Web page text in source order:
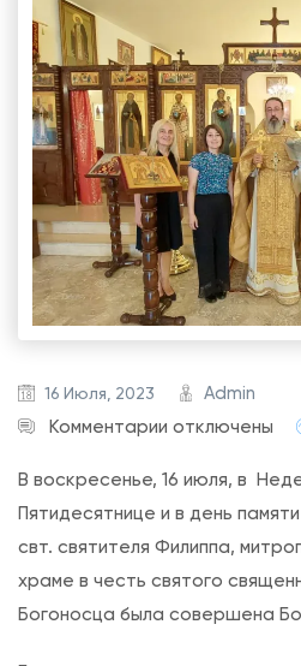
16 Июля, 2023
Admin
Комментарии к
а
п
и
с
и
отключены
В воскресенье, 16 июля, в
Пятидесятнице и в день
свт. святителя Филиппа,
храме в честь святого
Богоносца была совершена